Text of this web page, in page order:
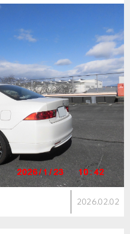
2026.02.02